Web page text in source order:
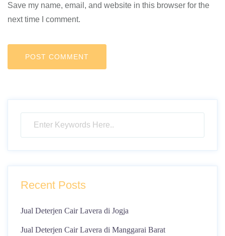
Save my name, email, and website in this browser for the
next time I comment.
Recent Posts
Jual Deterjen Cair Lavera di Jogja
Jual Deterjen Cair Lavera di Manggarai Barat